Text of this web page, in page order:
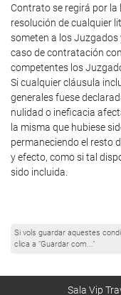
Contrato se regirá por la
resolución de cualquier
someten a los Juzgados
caso de contratación con
competentes los
Si cualquier cláusula
generales fuese
nulidad o ineficacia
la misma que hubiese
permaneciendo el resto
y efecto, como si tal
sido incluida.
Si vols guardar aquestes
clica a "Guardar com..."
Sala Vip